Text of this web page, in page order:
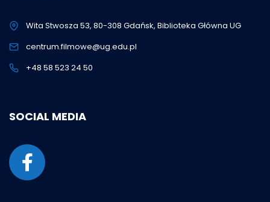
Wita Stwosza 53, 80-308 Gdańsk, Biblioteka Główna UG
centrum.filmowe@ug.edu.pl
+48 58 523 24 50
SOCIAL MEDIA